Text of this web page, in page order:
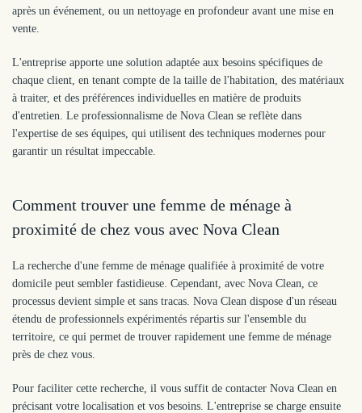
après un événement, ou un nettoyage en profondeur avant une mise en
vente.
L'entreprise apporte une solution adaptée aux besoins spécifiques de
chaque client, en tenant compte de la taille de l'habitation, des matériaux
à traiter, et des préférences individuelles en matière de produits
d'entretien. Le professionnalisme de Nova Clean se reflète dans
l'expertise de ses équipes, qui utilisent des techniques modernes pour
garantir un résultat impeccable.
Comment trouver une femme de ménage à
proximité de chez vous avec Nova Clean
La recherche d'une femme de ménage qualifiée à proximité de votre
domicile peut sembler fastidieuse. Cependant, avec Nova Clean, ce
processus devient simple et sans tracas. Nova Clean dispose d'un réseau
étendu de professionnels expérimentés répartis sur l'ensemble du
territoire, ce qui permet de trouver rapidement une femme de ménage
près de chez vous.
Pour faciliter cette recherche, il vous suffit de contacter Nova Clean en
précisant votre localisation et vos besoins. L'entreprise se charge ensuite